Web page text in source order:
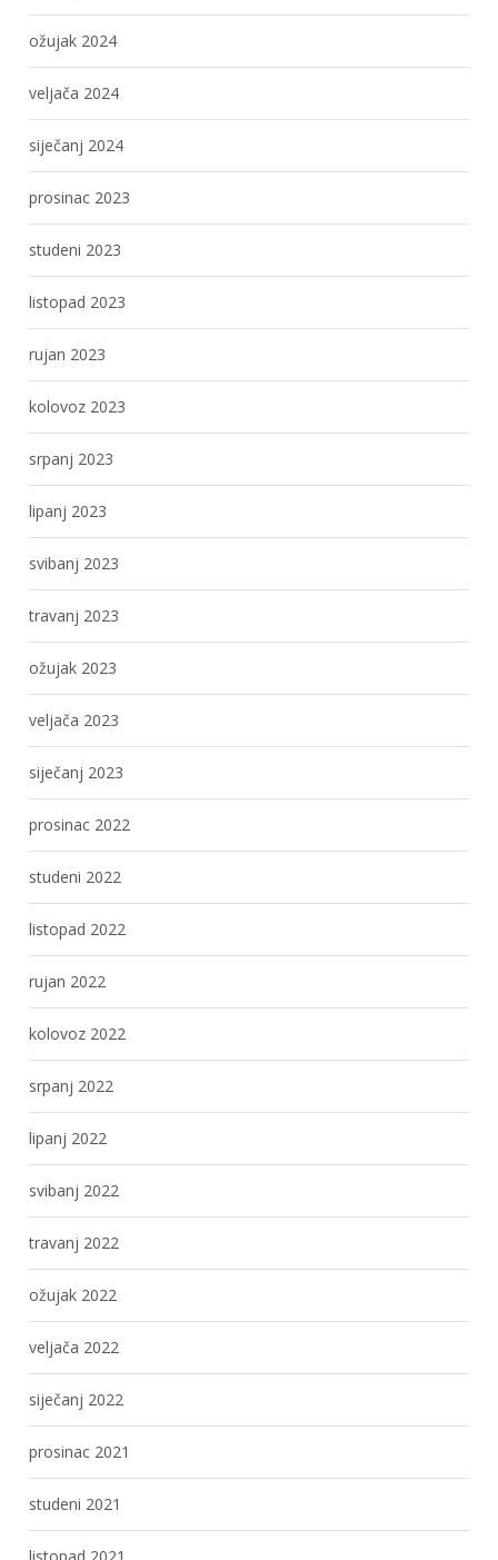
ožujak 2024
veljača 2024
siječanj 2024
prosinac 2023
studeni 2023
listopad 2023
rujan 2023
kolovoz 2023
srpanj 2023
lipanj 2023
svibanj 2023
travanj 2023
ožujak 2023
veljača 2023
siječanj 2023
prosinac 2022
studeni 2022
listopad 2022
rujan 2022
kolovoz 2022
srpanj 2022
lipanj 2022
svibanj 2022
travanj 2022
ožujak 2022
veljača 2022
siječanj 2022
prosinac 2021
studeni 2021